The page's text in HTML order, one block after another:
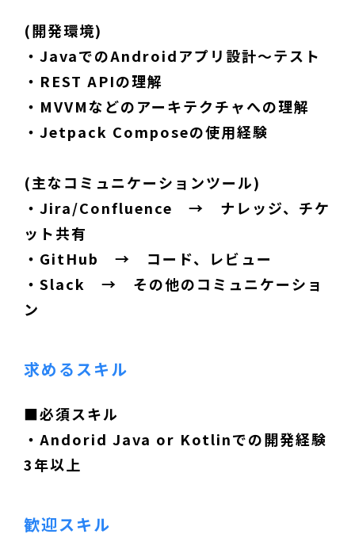
(開発環境)
・JavaでのAndroidアプリ設計～テスト
・REST APIの理解
・MVVMなどのアーキテクチャへの理解
・Jetpack Composeの使用経験
(主なコミュニケーションツール)
・Jira/Confluence → ナレッジ、チケ
ット共有
・GitHub → コード、レビュー
・Slack → その他のコミュニケーショ
ン
求めるスキル
■必須スキル
・Andorid Java or Kotlinでの開発経験
3年以上
歓迎スキル